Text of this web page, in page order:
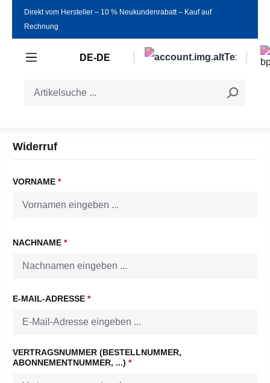
Zum Hauptinhalt springen
Direkt vom Hersteller ‒ 10 % Neukundenrabatt ‒ Kauf auf
Rechnung
DE-DE
Widerruf
VORNAME *
NACHNAME *
E-MAIL-ADRESSE *
VERTRAGSNUMMER (BESTELLNUMMER,
ABONNEMENTNUMMER, ...) *